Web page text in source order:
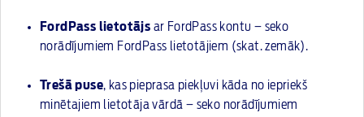
FordPass lietotājs ar FordPass kontu – seko
norādījumiem FordPass lietotājiem (skat. zemāk).
Trešā puse, kas pieprasa piekļuvi kāda no iepriekš
minētajiem lietotāja vārdā – seko norādījumiem